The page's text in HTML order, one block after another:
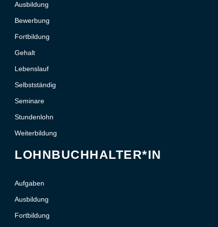
Ausbildung
Bewerbung
Fortbildung
Gehalt
Lebenslauf
Selbstständig
Seminare
Stundenlohn
Weiterbildung
LOHNBUCHHALTER*IN
Aufgaben
Ausbildung
Fortbildung